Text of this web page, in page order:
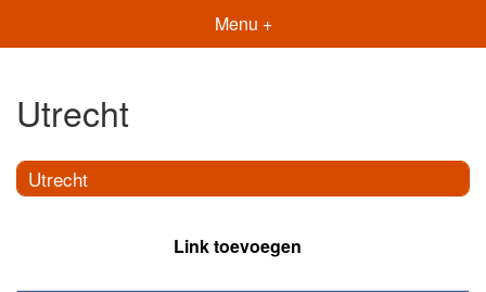
Menu +
Utrecht
Utrecht
Link toevoegen